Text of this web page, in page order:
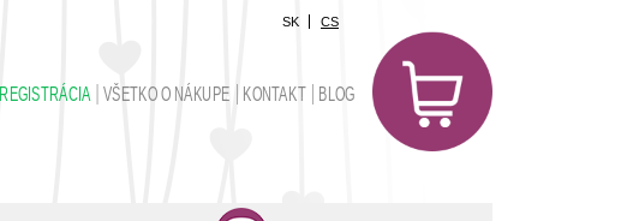
0položiek
0,00 €
SK CS
REGISTRÁCIA VŠETKO O NÁKUPE KONTAKT BLOG